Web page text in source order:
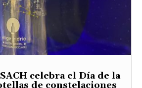
celebra el Día de la
de constelaciones